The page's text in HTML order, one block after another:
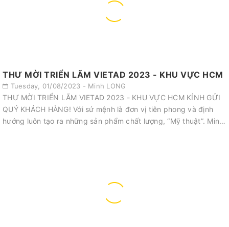
THƯ MỜI TRIỂN LÃM VIETAD 2023 - KHU VỰC HCM
Tuesday, 01/08/2023 - Minh LONG
THƯ MỜI TRIỂN LÃM VIETAD 2023 - KHU VỰC HCM KÍNH GỬI
QUÝ KHÁCH HÀNG! Với sứ mệnh là đơn vị tiên phong và định
hướng luôn tạo ra những sản phẩm chất lượng, “Mỹ thuật”. Minh